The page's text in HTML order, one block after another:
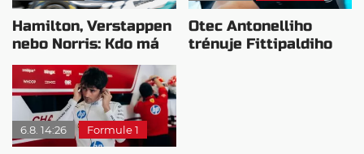
Hamilton, Verstappen
nebo Norris: Kdo má
nejvyšší plat?
Otec Antonelliho
trénuje Fittipaldiho
6.8. 14:26 Formule 1